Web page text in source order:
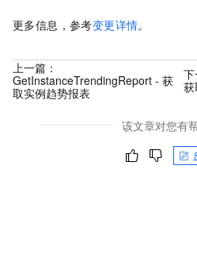
更多信息，参考变更详情。
上一篇：
GetInstanceTrendingReport - 获
取实例趋势报表
下
该文章对您有